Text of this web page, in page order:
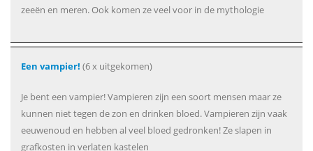
zeeën en meren. Ook komen ze veel voor in de mythologie
Een vampier! (6 x uitgekomen)
Je bent een vampier! Vampieren zijn een soort mensen maar ze
kunnen niet tegen de zon en drinken bloed. Vampieren zijn vaak
eeuwenoud en hebben al veel bloed gedronken! Ze slapen in
grafkosten in verlaten kastelen